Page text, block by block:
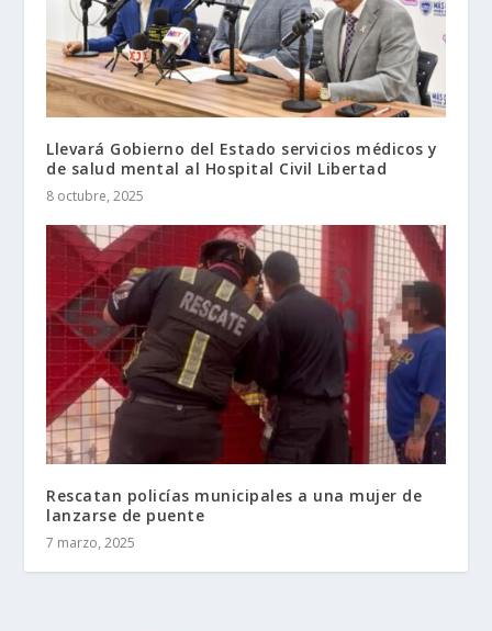
Llevará Gobierno del Estado servicios médicos y
de salud mental al Hospital Civil Libertad
8 octubre, 2025
Rescatan policías municipales a una mujer de
lanzarse de puente
7 marzo, 2025